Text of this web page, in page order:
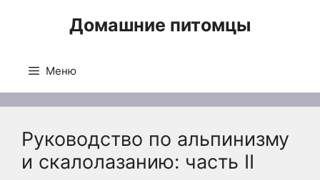
Домашние питомцы
Меню
Руководство по альпинизму
и скалолазанию: часть II